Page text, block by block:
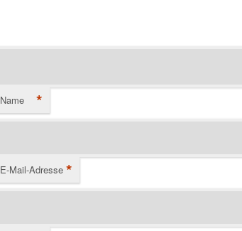
Name *
E-Mail-Adresse *